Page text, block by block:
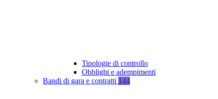
Tipologie di controllo
Obblighi e adempimenti
Bandi di gara e contratti 144